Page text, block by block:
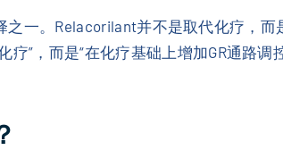
一。Relacorilant并不是取代化疗，
”，而是“在化疗基础上增加GR通路调控